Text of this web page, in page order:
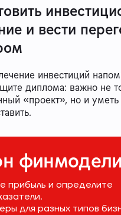
и вести
инвестиций
диплома: важно не
«проект», но и уметь
финмодели
прибыль и определите
для разных типов